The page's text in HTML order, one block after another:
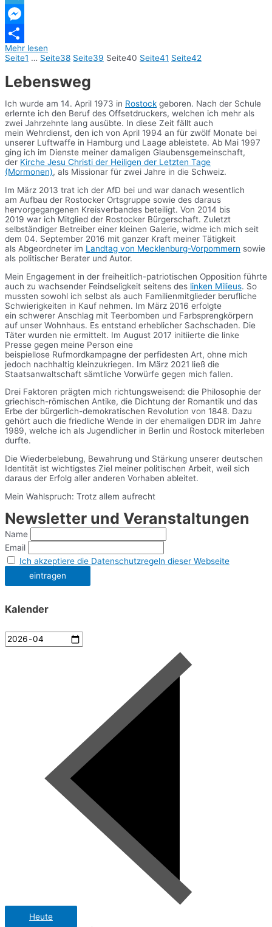
Telegram
Messenger
Teilen
Mehr lesen
Seite1 … Seite38 Seite39 Seite40 Seite41 Seite42
Lebensweg
Ich wurde am 14. April 1973 in Rostock geboren. Nach der Schule
erlernte ich den Beruf des Offsetdruckers, welchen ich mehr als
zwei Jahrzehnte lang ausübte. In diese Zeit fällt auch
mein Wehrdienst, den ich von April 1994 an für zwölf Monate bei
unserer Luftwaffe in Hamburg und Laage ableistete. Ab Mai 1997
ging ich im Dienste meiner damaligen Glaubensgemeinschaft,
der Kirche Jesu Christi der Heiligen der Letzten Tage
(Mormonen), als Missionar für zwei Jahre in die Schweiz.
Im März 2013 trat ich der AfD bei und war danach wesentlich
am Aufbau der Rostocker Ortsgruppe sowie des daraus
hervorgegangenen Kreisverbandes beteiligt. Von 2014 bis
2019 war ich Mitglied der Rostocker Bürgerschaft. Zuletzt
selbständiger Betreiber einer kleinen Galerie, widme ich mich seit
dem 04. September 2016 mit ganzer Kraft meiner Tätigkeit
als Abgeordneter im Landtag von Mecklenburg-Vorpommern sowie
als politischer Berater und Autor.
Mein Engagement in der freiheitlich-patriotischen Opposition führte
auch zu wachsender Feindseligkeit seitens des linken Milieus. So
mussten sowohl ich selbst als auch Familienmitglieder berufliche
Schwierigkeiten in Kauf nehmen. Im März 2016 erfolgte
ein schwerer Anschlag mit Teerbomben und Farbsprengkörpern
auf unser Wohnhaus. Es entstand erheblicher Sachschaden. Die
Täter wurden nie ermittelt. Im August 2017 initiierte die linke
Presse gegen meine Person eine
beispiellose Rufmordkampagne der perfidesten Art, ohne mich
jedoch nachhaltig kleinzukriegen. Im März 2021 ließ die
Staatsanwaltschaft sämtliche Vorwürfe gegen mich fallen.
Drei Faktoren prägten mich richtungsweisend: die Philosophie der
griechisch-römischen Antike, die Dichtung der Romantik und das
Erbe der bürgerlich-demokratischen Revolution von 1848. Dazu
gehört auch die friedliche Wende in der ehemaligen DDR im Jahre
1989, welche ich als Jugendlicher in Berlin und Rostock miterleben
durfte.
Die Wiederbelebung, Bewahrung und Stärkung unserer deutschen
Identität ist wichtigstes Ziel meiner politischen Arbeit, weil sich
daraus der Erfolg aller anderen Vorhaben ableitet.
Mein Wahlspruch: Trotz allem aufrecht
Newsletter und Veranstaltungen
Name
Email
Ich akzeptiere die Datenschutzregeln dieser Webseite
Kalender
Heute